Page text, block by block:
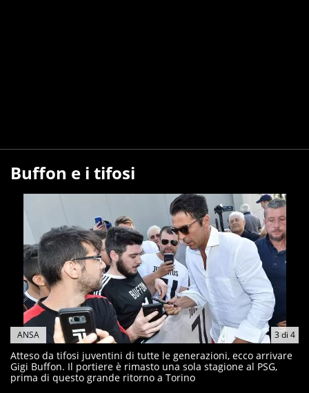
Buffon e i tifosi
3di 4
ANSA
Atteso da tifosi juventini di tutte le generazioni, ecco arrivare
Gigi Buffon. Il portiere è rimasto una sola stagione al PSG,
prima di questo grande ritorno a Torino